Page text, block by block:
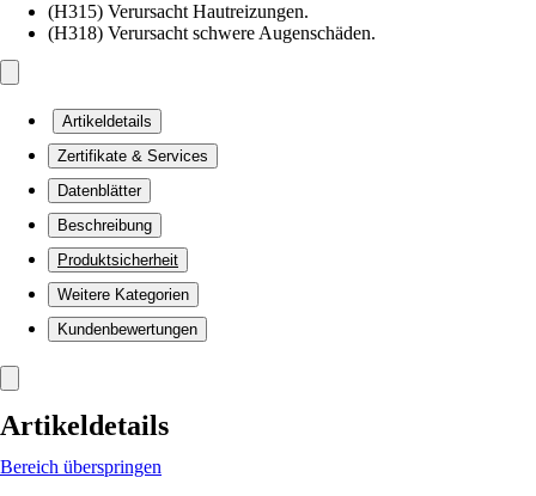
(H315) Verursacht Hautreizungen.
(H318) Verursacht schwere Augenschäden.
Artikeldetails
Zertifikate & Services
Datenblätter
Beschreibung
Produktsicherheit
Weitere Kategorien
Kundenbewertungen
Artikeldetails
Bereich überspringen